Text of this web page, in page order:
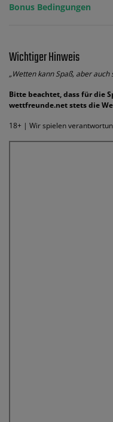
Bonus Bedingungen
Wichtiger Hinweis
„Wetten kann Spaß, aber auch
Bitte beachtet, dass für die
wettfreunde.net stets die
18+ | Wir spielen